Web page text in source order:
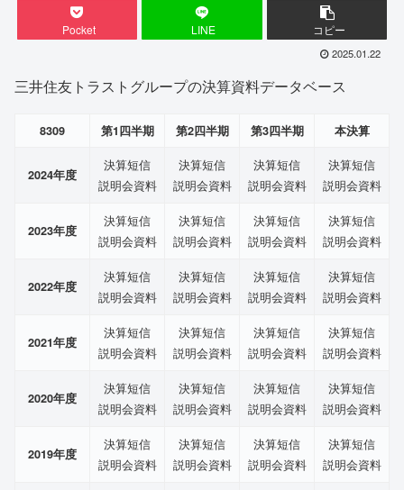
Pocket LINE コピー
2025.01.22
三井住友トラストグループの決算資料データベース
8309 第1四半期 第2四半期 第3四半期 本決算
2024年度
決算短信
説明会資料
決算短信
説明会資料
決算短信
説明会資料
決算短信
説明会資料
2023年度
決算短信
説明会資料
決算短信
説明会資料
決算短信
説明会資料
決算短信
説明会資料
2022年度
決算短信
説明会資料
決算短信
説明会資料
決算短信
説明会資料
決算短信
説明会資料
2021年度
決算短信
説明会資料
決算短信
説明会資料
決算短信
説明会資料
決算短信
説明会資料
2020年度
決算短信
説明会資料
決算短信
説明会資料
決算短信
説明会資料
決算短信
説明会資料
2019年度
決算短信
説明会資料
決算短信
説明会資料
決算短信
説明会資料
決算短信
説明会資料